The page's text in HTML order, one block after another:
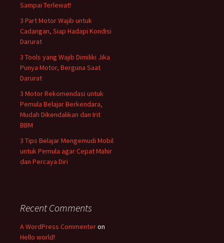
Sampai Terlewat!
3 Part Motor Wajib untuk
Cadangan, Siap Hadapi Kondisi
Darurat
3 Tools yang Wajib Dimiliki Jika
Punya Motor, Berguna Saat
Darurat
3 Motor Rekomendasi untuk
Pemula Belajar Berkendara,
Mudah Dikendalikan dan Irit
BBM
3 Tips Belajar Mengemudi Mobil
untuk Pemula agar Cepat Mahir
dan Percaya Diri
Recent Comments
A WordPress Commenteron
Hello world!